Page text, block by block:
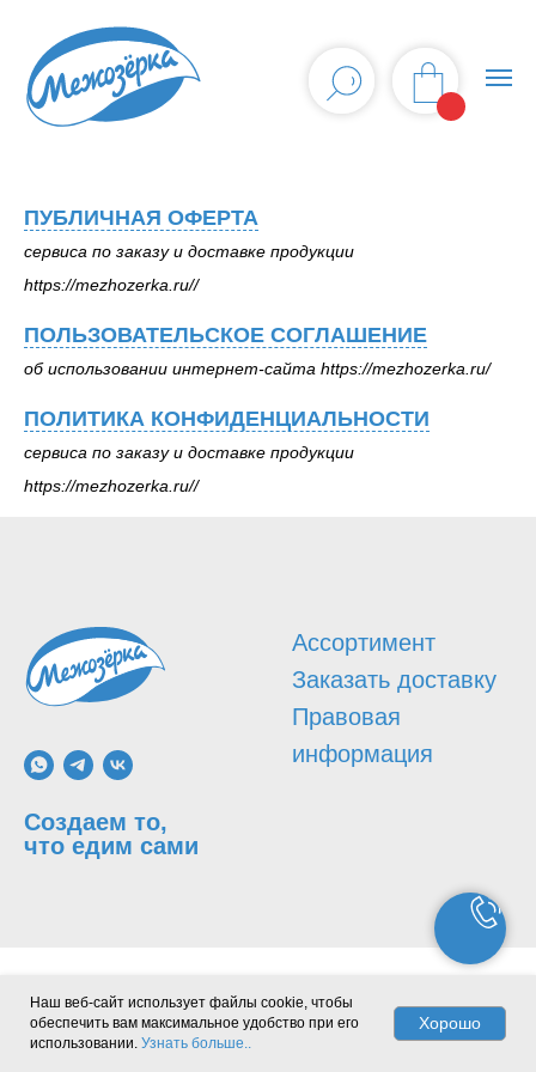
Наш веб-сайт использует файлы cookie, чтобы
обеспечить вам максимальное удобство при его
использовании. Узнать больше..
Хорошо
Викторовна
188900,
настоящий
по заказу и
«Договор») о
1. ОБЩИЕ
нахождения:
район г.
+7(812)711-
Агрегатор.
ПУБЛИЧНАЯ ОФЕРТА
сервиса по заказу и доставке продукции
https://mezhozerka.ru//
ПОЛЬЗОВАТЕЛЬСКОЕ СОГЛАШЕНИЕ
об использовании интернет-сайта https://mezhozerka.ru/
ПОЛИТИКА КОНФИДЕНЦИАЛЬНОСТИ
сервиса по заказу и доставке продукции
https://mezhozerka.ru//
Создаем то,
что едим сами
Ассортимент
Заказать доставку
Правовая
информация